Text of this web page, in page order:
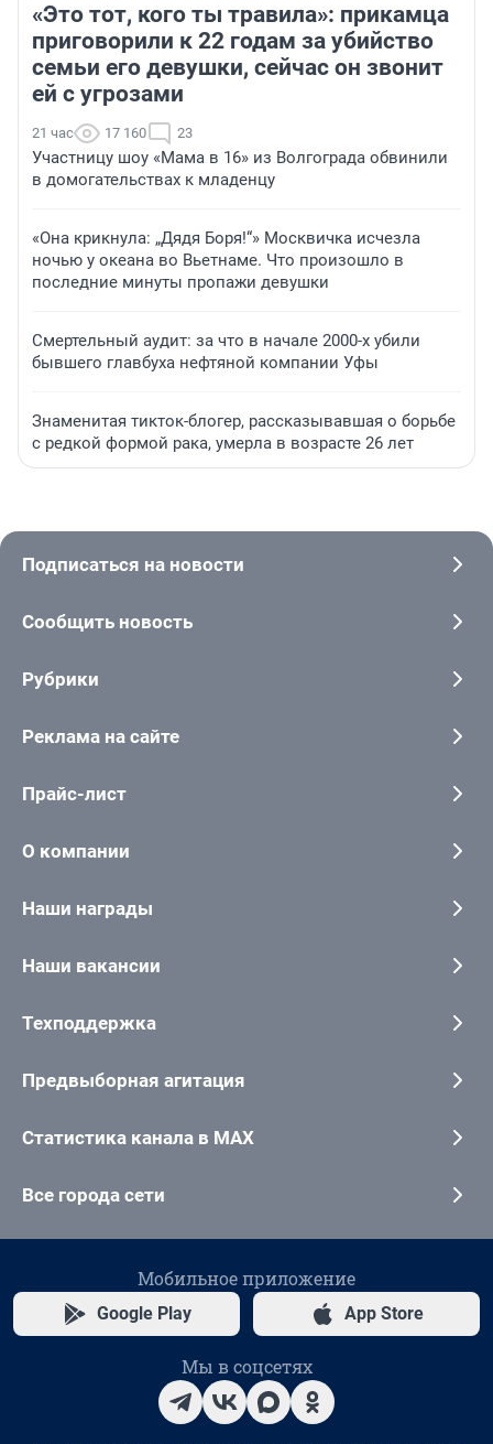
«Это тот, кого ты травила»: прикамца
приговорили к 22 годам за убийство
семьи его девушки, сейчас он звонит
ей с угрозами
21 час 17 160 23
Участницу шоу «Мама в 16» из Волгограда обвинили
в домогательствах к младенцу
«Она крикнула: „Дядя Боря!“» Москвичка исчезла
ночью у океана во Вьетнаме. Что произошло в
последние минуты пропажи девушки
Смертельный аудит: за что в начале 2000-х убили
бывшего главбуха нефтяной компании Уфы
Знаменитая тикток-блогер, рассказывавшая о борьбе
с редкой формой рака, умерла в возрасте 26 лет
Подписаться на новости
Сообщить новость
Рубрики
Реклама на сайте
Прайс-лист
О компании
Наши награды
Наши вакансии
Техподдержка
Предвыборная агитация
Статистика канала в MAX
Все города сети
Мобильное приложение
Google Play App Store
Мы в соцсетях